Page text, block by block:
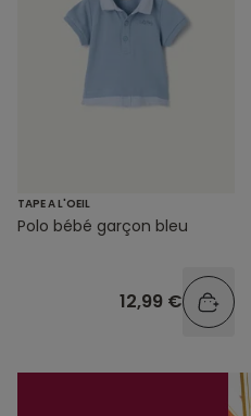
TAPE A L'OEIL
Polo bébé garçon bleu
12,99 €